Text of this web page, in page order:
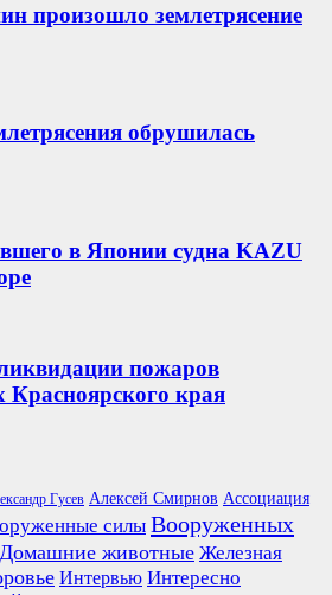
произошло землетрясение
обрушилась
в Японии судна KAZU
пожаров
Красноярского края
Гусев Алексей Смирнов Ассоциация
силы Вооруженных
Домашние животные Железная
Интервью Интересно